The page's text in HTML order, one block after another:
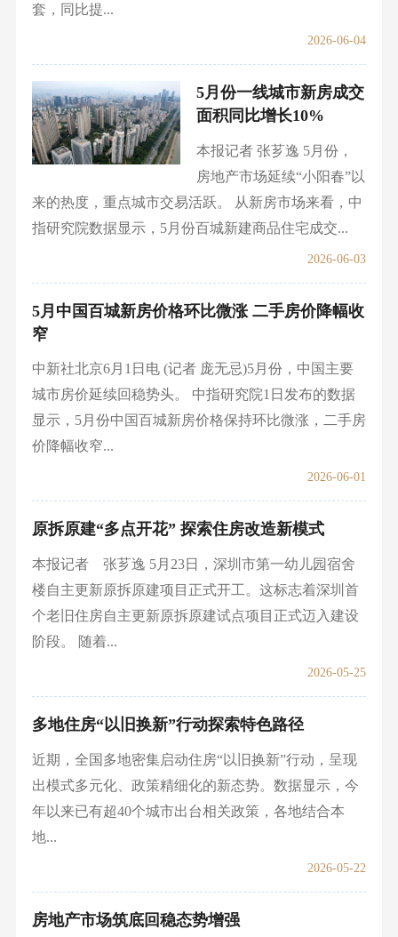
套，同比提...
2026-06-04
5月份一线城市新房成交
面积同比增长10%
本报记者 张芗逸 5月份，
房地产市场延续“小阳春”以
来的热度，重点城市交易活跃。 从新房市场来看，中
指研究院数据显示，5月份百城新建商品住宅成交...
2026-06-03
5月中国百城新房价格环比微涨 二手房价降幅收
窄
中新社北京6月1日电 (记者 庞无忌)5月份，中国主要
城市房价延续回稳势头。 中指研究院1日发布的数据
显示，5月份中国百城新房价格保持环比微涨，二手房
价降幅收窄...
2026-06-01
原拆原建“多点开花” 探索住房改造新模式
本报记者 张芗逸 5月23日，深圳市第一幼儿园宿舍
楼自主更新原拆原建项目正式开工。这标志着深圳首
个老旧住房自主更新原拆原建试点项目正式迈入建设
阶段。 随着...
2026-05-25
多地住房“以旧换新”行动探索特色路径
近期，全国多地密集启动住房“以旧换新”行动，呈现
出模式多元化、政策精细化的新态势。数据显示，今
年以来已有超40个城市出台相关政策，各地结合本
地...
2026-05-22
房地产市场筑底回稳态势增强